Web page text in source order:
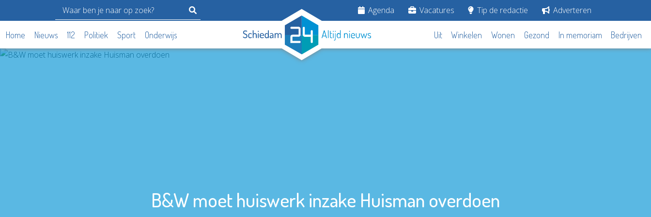
Agenda Vacatures Tip de redactie Adverteren
Home Nieuws 112 Politiek Sport Onderwijs Uit Winkelen Wonen Gezond In memoriam Bedrijven
B&W moet huiswerk inzake Huisman overdoen